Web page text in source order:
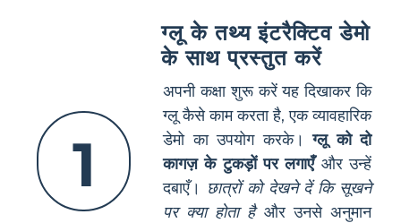
1
ग्लू के तथ्य इंटरैक्टिव डेमो
के साथ प्रस्तुत करें
अपनी कक्षा शुरू करें यह दिखाकर कि
ग्लू कैसे काम करता है, एक व्यावहारिक
डेमो का उपयोग करके।ग्लू को दो
कागज़ के टुकड़ों पर लगाएँऔर उन्हें
दबाएँ। छात्रों को देखने दें कि सूखने
पर क्या होता हैऔर उनसे अनुमान